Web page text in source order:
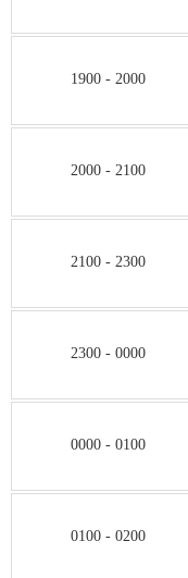
1900 - 2000
2000 - 2100
2100 - 2300
2300 - 0000
0000 - 0100
0100 - 0200